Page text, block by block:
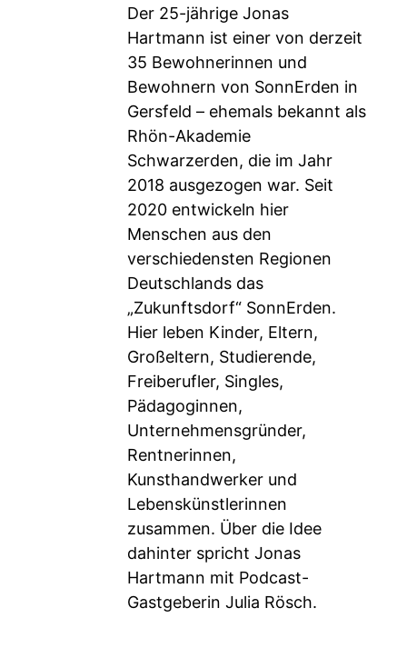
Der 25-jährige Jonas
Hartmann ist einer von derzeit
35 Bewohnerinnen und
Bewohnern von SonnErden in
Gersfeld – ehemals bekannt als
Rhön-Akademie
Schwarzerden, die im Jahr
2018 ausgezogen war. Seit
2020 entwickeln hier
Menschen aus den
verschiedensten Regionen
Deutschlands das
„Zukunftsdorf“ SonnErden.
Hier leben Kinder, Eltern,
Großeltern, Studierende,
Freiberufler, Singles,
Pädagoginnen,
Unternehmensgründer,
Rentnerinnen,
Kunsthandwerker und
Lebenskünstlerinnen
zusammen. Über die Idee
dahinter spricht Jonas
Hartmann mit Podcast-
Gastgeberin Julia Rösch.